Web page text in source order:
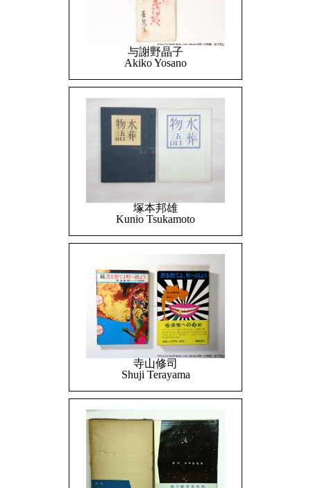
与謝野晶子
Akiko Yosano
塚本邦雄
Kunio Tsukamoto
寺山修司
Shuji Terayama